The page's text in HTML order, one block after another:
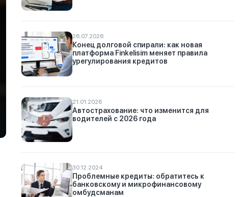
26.07.2026
Конец долговой спирали: как новая
платформа Finkelisim меняет правила
урегулирования кредитов
21.01.2026
Автострахование: что изменится для
водителей с 2026 года
30.12.2024
Проблемные кредиты: обратитесь к
банковскому и микрофинансовому
омбудсманам